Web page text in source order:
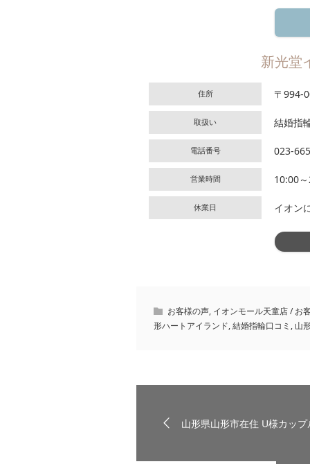
新光堂
住所 〒994-
取扱い 結婚指
電話番号 023-
営業時間 10:00
休業日 イオン
お客様の声, イオンモール天童店 / お
形ハートアイランド,結婚指輪口コミ , 山
山形県山形市在住 U様カップ